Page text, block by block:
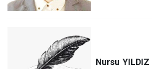
Nursu YILDIZ